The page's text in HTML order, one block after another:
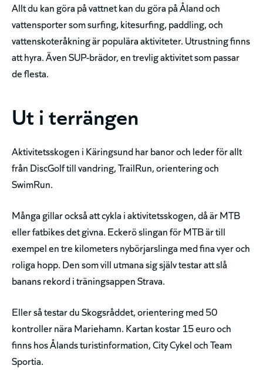
Allt du kan göra på vattnet kan du göra på Åland och
vattensporter som surfing, kitesurfing, paddling, och
vattenskoteråkning är populära aktiviteter. Utrustning finns
att hyra. Även SUP-brädor, en trevlig aktivitet som passar
de flesta.
Ut i terrängen
Aktivitetsskogen i Käringsund har banor och leder för allt
från DiscGolf till vandring, TrailRun, orientering och
SwimRun.
Många gillar också att cykla i aktivitetsskogen, då är MTB
eller fatbikes det givna. Eckerö slingan för MTB är till
exempel en tre kilometers nybörjarslinga med fina vyer och
roliga hopp. Den som vill utmana sig själv testar att slå
banans rekord i träningsappen Strava.
Eller så testar du Skogsråddet, orientering med 50
kontroller nära Mariehamn. Kartan kostar 15 euro och
finns hos Ålands turistinformation, City Cykel och Team
Sportia.